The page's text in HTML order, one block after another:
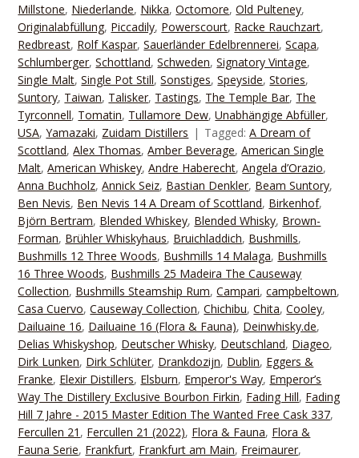
Millstone, Niederlande, Nikka,Octomore,Old Pulteney,
Originalabfüllung, Piccadily, Powerscourt, Racke Rauchzart,
Redbreast, Rolf Kaspar,Sauerländer Edelbrennerei,Scapa,
Schlumberger,Schottland,Schweden,Signatory Vintage,
Single Malt,Single Pot Still,Sonstiges,Speyside,Stories,
Suntory, Taiwan, Talisker, Tastings, The Temple Bar, The
Tyrconnell, Tomatin, Tullamore Dew,Unabhängige Abfüller,
USA,Yamazaki, Zuidam Distillers Tagged:A Dream of
Scottland,Alex Thomas,Amber Beverage,American Single
Malt,American Whiskey,Andre Haberecht,Angela d’Orazio,
Anna Buchholz,Annick Seiz, Bastian Denkler, Beam Suntory,
Ben Nevis, Ben Nevis 14 A Dream of Scottland, Birkenhof,
Björn Bertram, Blended Whiskey, Blended Whisky, Brown-
Forman, Brühler Whiskyhaus, Bruichladdich, Bushmills,
Bushmills 12 Three Woods, Bushmills 14 Malaga, Bushmills
16 Three Woods, Bushmills 25 Madeira The Causeway
Collection, Bushmills Steamship Rum,Campari,campbeltown,
Casa Cuervo,Causeway Collection,Chichibu,Chita,Cooley,
Dailuaine 16, Dailuaine 16 (Flora & Fauna), Deinwhisky.de,
Delias Whiskyshop, Deutscher Whisky, Deutschland, Diageo,
Dirk Lunken, Dirk Schlüter, Drankdozijn, Dublin, Eggers &
Franke, Elexir Distillers, Elsburn, Emperor's Way, Emperor’s
Way The Distillery Exclusive Bourbon Firkin, Fading Hill, Fading
Hill 7 Jahre - 2015 Master Edition The Wanted Free Cask 337,
Fercullen 21 , Fercullen 21 (2022), Flora & Fauna, Flora &
Fauna Serie, Frankfurt, Frankfurt am Main, Freimaurer,